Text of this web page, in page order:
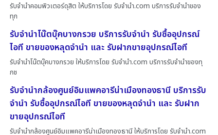
รับจำนำคอมพิวเตอร์ดุสิต ให้บริการโดย รับจํานํา.com บริการรับจำนำของ
ทุก
รับจำนำโน๊ตบุ๊คบางกรวย บริการรับจำนำ รับซื้ออุปกรณ์
ไอที ขายของหลุดจำนำ และ รับฝากขายอุปกรณ์ไอที
รับจำนำโน๊ตบุ๊คบางกรวย ให้บริการโดย รับจํานํา.com บริการรับจำนำของทุ
กช
รับจำนำกล้องศูนย์อิมแพคอารีน่าเมืองทองธานี บริการรับ
จำนำ รับซื้ออุปกรณ์ไอที ขายของหลุดจำนำ และ รับฝาก
ขายอุปกรณ์ไอที
รับจำนำกล้องศูนย์อิมแพคอารีน่าเมืองทองธานี ให้บริการโดย รับจํานํา.com